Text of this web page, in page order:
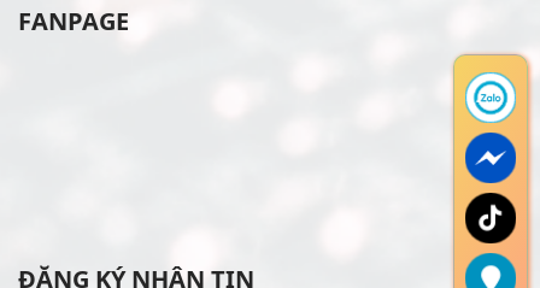
FANPAGE
ĐĂNG KÝ NHẬN TIN